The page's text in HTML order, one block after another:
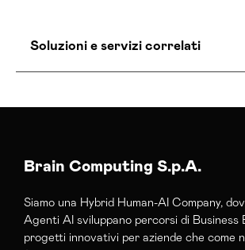
Soluzioni e servizi correlati
Agenzia Posizionamento Seo Lecce
Agenzia Web Marketing Lecce
Campagne Adv Social Lecce
Brain Computing S.p.A.
Siamo una Hybrid Human-AI Company,
Agenti AI sviluppano percorsi di Business
progetti innovativi per aziende che come